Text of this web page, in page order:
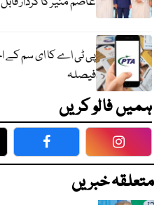
پی ٹی اے کا ای سم کے
فیصلہ
ہمیں فالو کریں
Facebook
متعلقہ خبریں